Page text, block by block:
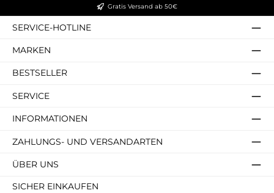
Gratis Versand ab 50€
SERVICE-HOTLINE
MARKEN
BESTSELLER
SERVICE
INFORMATIONEN
ZAHLUNGS- UND VERSANDARTEN
ÜBER UNS
SICHER EINKAUFEN